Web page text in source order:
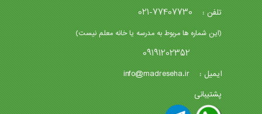
تلفن : 021-77407730
(این شماره ها مربوط به مدرسه یا خانه معلم نیست)
09191202352
ایمیل : info@madreseha.ir
پشتیبانی